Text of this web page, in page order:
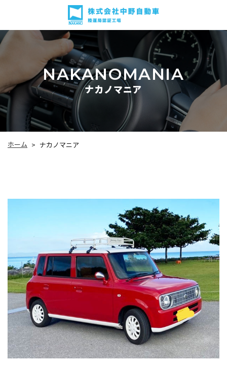
NAKANOMANIA
ナカノマニア
ホーム > ナカノマニア